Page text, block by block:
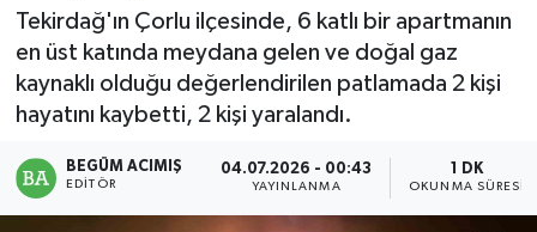
Tekirdağ'ın Çorlu ilçesinde, 6 katlı bir apartmanın
en üst katında meydana gelen ve doğal gaz
kaynaklı olduğu değerlendirilen patlamada 2 kişi
hayatını kaybetti, 2 kişi yaralandı.
BEGÜM ACIMIŞ
EDITÖR
04.07.2026 - 00:43
YAYINLANMA
1 DK
OKUNMA SÜRESI
Kültür - Sanat
Magazin
Mersin